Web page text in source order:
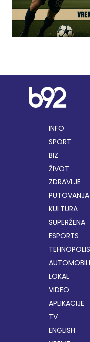
INFO
SPORT
BIZ
ŽIVOT
ZDRAVLJE
PUTOVANJA
KULTURA
SUPERŽENA
ESPORTS
TEHNOPOLIS
AUTOMOBILI
LOKAL
VIDEO
APLIKACIJE
TV
ENGLISH